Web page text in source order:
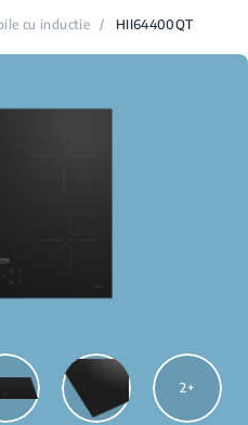
cu inductie / HII64400QT
2